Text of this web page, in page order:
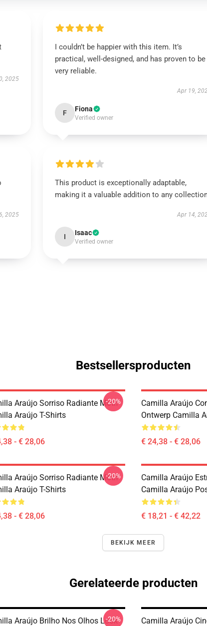
2025
I couldn’t be happier with this item. It’s
practical, well-designed, and has proven to be
very reliable.
Apr 19,
F Fiona
Verified owner
2025
This product is exceptionally adaptable,
making it a valuable addition to any
Apr 14,
I Isaac
Verified owner
Bestsellersproducten
Araújo Sorriso Radiante Motif
Araújo T-Shirts
- € 28,06
-20%
Camilla Araújo
Ontwerp Camilla
€ 24,38 - € 28,06
Araújo Sorriso Radiante Motif
Araújo T-Shirts
- € 28,06
-20%
Camilla Araújo
Camilla Araújo
€ 18,21 - € 42,22
BEKIJK MEER
Gerelateerde producten
Araújo Brilho Nos Olhos Look
-20%
Camilla Araújo